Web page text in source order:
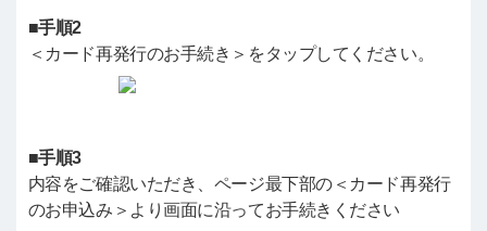
■手順2
＜カード再発行のお手続き＞をタップしてください。
■手順3
内容をご確認いただき、ページ最下部の＜カード再発行
のお申込み＞より画面に沿ってお手続きください